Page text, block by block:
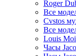
Roger
Все
Cvstos
Все
Louis
Часы